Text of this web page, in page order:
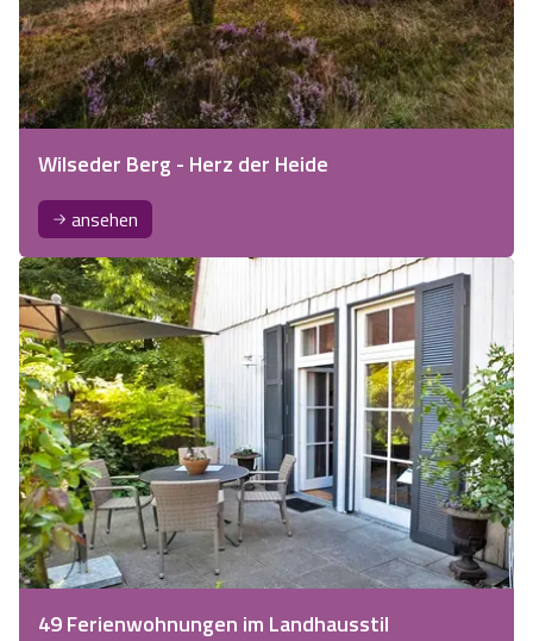
Wilseder Berg - Herz der Heide
ansehen
49 Ferienwohnungen im Landhausstil